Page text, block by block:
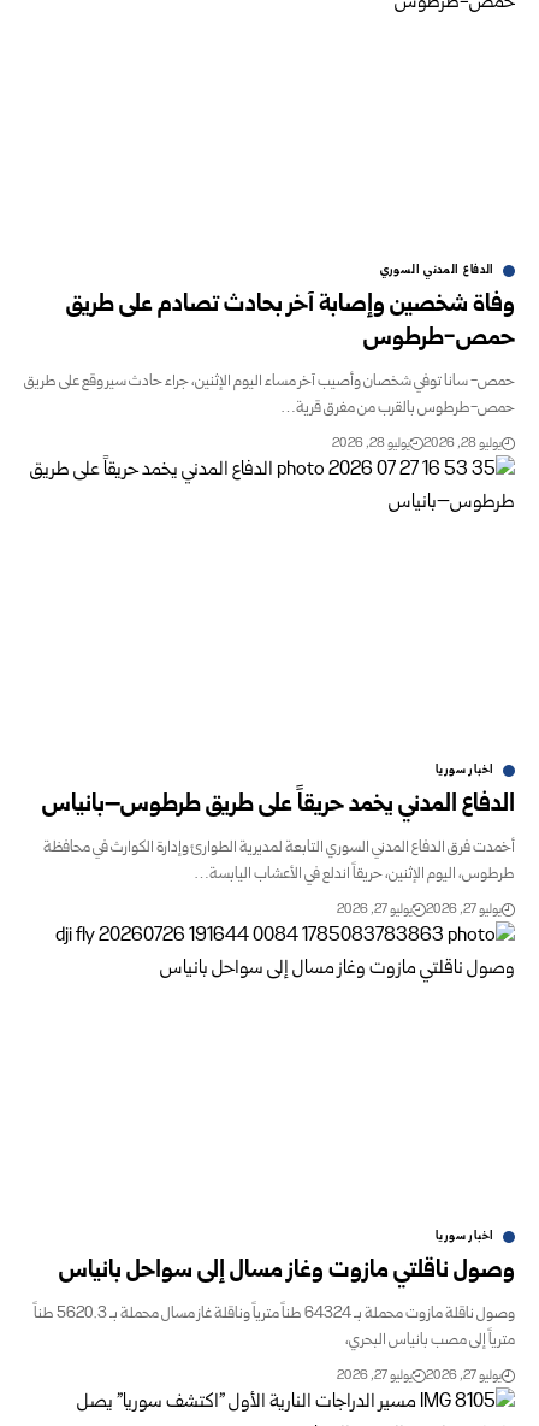
الدفاع المدني السوري
وفاة شخصين وإصابة آخر بحادث تصادم على طريق
حمص-طرطوس
حمص- سانا توفي شخصان وأصيب آخر مساء اليوم الإثنين، جراء حادث سير وقع على طريق
حمص-طرطوس بالقرب من مفرق قرية…
يوليو 28, 2026 يوليو 28, 2026
اخبار سوريا
الدفاع المدني يخمد حريقاً على طريق طرطوس–بانياس
أخمدت فرق الدفاع المدني السوري التابعة لمديرية الطوارئ وإدارة الكوارث في محافظة
طرطوس، اليوم الإثنين، حريقاً اندلع في الأعشاب اليابسة…
يوليو 27, 2026 يوليو 27, 2026
اخبار سوريا
وصول ناقلتي مازوت وغاز مسال إلى سواحل بانياس
وصول ناقلة مازوت محملة بـ 64324 طناً مترياً وناقلة غاز مسال محملة بـ 5620.3 طناً
مترياً إلى مصب بانياس البحري،
يوليو 27, 2026 يوليو 27, 2026